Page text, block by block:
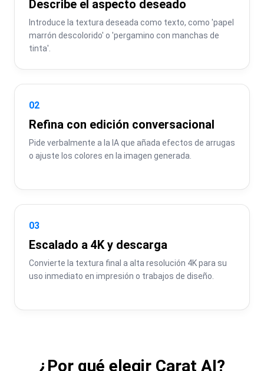
Describe el aspecto deseado
Introduce la textura deseada como texto, como 'papel
marrón descolorido' o 'pergamino con manchas de
tinta'.
02
Refina con edición conversacional
Pide verbalmente a la IA que añada efectos de arrugas
o ajuste los colores en la imagen generada.
03
Escalado a 4K y descarga
Convierte la textura final a alta resolución 4K para su
uso inmediato en impresión o trabajos de diseño.
¿Por qué elegir Carat AI?